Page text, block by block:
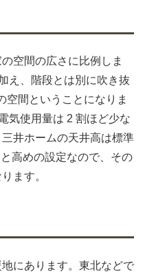
空間の広さに比例しま
え、階段とは別に吹き抜
空間ということになりま
気使用量は 2 割ほど少な
井ホームの天井高は標準
高めの設定なので、その
ます。
にあります。東北などで